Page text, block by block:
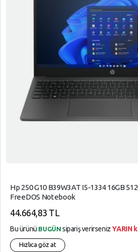
Hp 250 G10 B39W3AT I5-1334 16GB
FreeDOS Notebook
44.664,83 TL
Bu ürünü BUGÜN sipariş verirsenizYARIN
Hızlıca göz at